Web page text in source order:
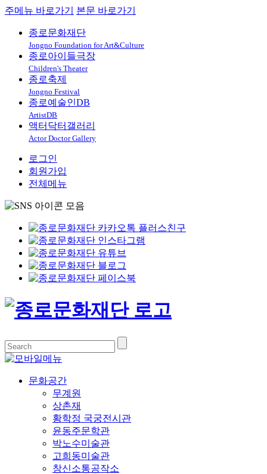
주메뉴 바로가기 본문 바로가기
종로문화재단
Jongno Foundation for Art&Culture
종로아이들극장
Children's Theater
종로축제
Jongno Festival
종로예술인DB
ArtistDB
액터닥터갤러리
Actor Doctor Gallery
로그인
회원가입
전체메뉴
문화공간
무계원
상촌재
황학정 국궁전시관
윤동주문학관
박노수미술관
고희동미술관
창신소통공작소